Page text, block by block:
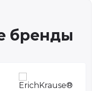
бренды